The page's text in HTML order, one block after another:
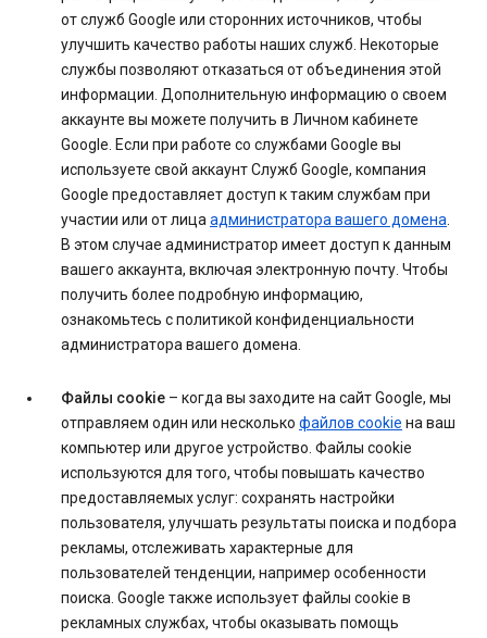
от служб Google или сторонних источников, чтобы
улучшить качество работы наших служб. Некоторые
службы позволяют отказаться от объединения этой
информации. Дополнительную информацию о своем
аккаунте вы можете получить в Личном кабинете
Google. Если при работе со службами Google вы
используете свой аккаунт Служб Google, компания
Google предоставляет доступ к таким службам при
участии или от лица администратора вашего домена
В этом случае администратор имеет доступ к данным
вашего аккаунта, включая электронную почту. Чтобы
получить более подробную информацию,
ознакомьтесь с политикой конфиденциальности
администратора вашего домена.
Файлы cookie – когда вы заходите на сайт Google, мы
отправляем один или несколько файлов cookie на ваш
компьютер или другое устройство. Файлы cookie
используются для того, чтобы повышать качество
предоставляемых услуг: сохранять настройки
пользователя, улучшать результаты поиска и подбора
рекламы, отслеживать характерные для
пользователей тенденции, например особенности
поиска. Google также использует файлы cookie в
рекламных службах, чтобы оказывать помощь